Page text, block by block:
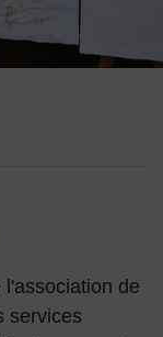
de
services